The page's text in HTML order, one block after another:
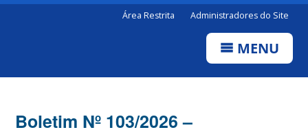
Área Restrita Administradores do Site
MENU
Boletim Nº 103/2026 –